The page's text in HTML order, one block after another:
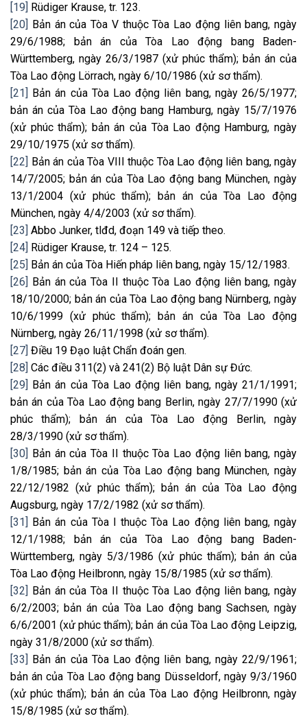
[19] Rüdiger Krause, tr. 123.
[20] Bản án của Tòa V thuộc Tòa Lao động liên bang, ngày
29/6/1988; bản án của Tòa Lao động bang Baden-
Württemberg, ngày 26/3/1987 (xử phúc thẩm); bản án của
Tòa Lao động Lörrach, ngày 6/10/1986 (xử sơ thẩm).
[21] Bản án của Tòa Lao động liên bang, ngày 26/5/1977;
bản án của Tòa Lao động bang Hamburg, ngày 15/7/1976
(xử phúc thẩm); bản án của Tòa Lao động Hamburg, ngày
29/10/1975 (xử sơ thẩm).
[22] Bản án của Tòa VIII thuộc Tòa Lao động liên bang, ngày
14/7/2005; bản án của Tòa Lao động bang München, ngày
13/1/2004 (xử phúc thẩm); bản án của Tòa Lao động
München, ngày 4/4/2003 (xử sơ thẩm).
[23] Abbo Junker, tlđd, đoạn 149 và tiếp theo.
[24] Rüdiger Krause, tr. 124 – 125.
[25] Bản án của Tòa Hiến pháp liên bang, ngày 15/12/1983.
[26] Bản án của Tòa II thuộc Tòa Lao động liên bang, ngày
18/10/2000; bản án của Tòa Lao động bang Nürnberg, ngày
10/6/1999 (xử phúc thẩm); bản án của Tòa Lao động
Nürnberg, ngày 26/11/1998 (xử sơ thẩm).
[27] Điều 19 Đạo luật Chẩn đoán gen.
[28] Các điều 311(2) và 241(2) Bộ luật Dân sự Đức.
[29] Bản án của Tòa Lao động liên bang, ngày 21/1/1991;
bản án của Tòa Lao động bang Berlin, ngày 27/7/1990 (xử
phúc thẩm); bản án của Tòa Lao động Berlin, ngày
28/3/1990 (xử sơ thẩm).
[30] Bản án của Tòa II thuộc Tòa Lao động liên bang, ngày
1/8/1985; bản án của Tòa Lao động bang München, ngày
22/12/1982 (xử phúc thẩm); bản án của Tòa Lao động
Augsburg, ngày 17/2/1982 (xử sơ thẩm).
[31] Bản án của Tòa I thuộc Tòa Lao động liên bang, ngày
12/1/1988; bản án của Tòa Lao động bang Baden-
Württemberg, ngày 5/3/1986 (xử phúc thẩm); bản án của
Tòa Lao động Heilbronn, ngày 15/8/1985 (xử sơ thẩm).
[32] Bản án của Tòa II thuộc Tòa Lao động liên bang, ngày
6/2/2003; bản án của Tòa Lao động bang Sachsen, ngày
6/6/2001 (xử phúc thẩm); bản án của Tòa Lao động Leipzig,
ngày 31/8/2000 (xử sơ thẩm).
[33] Bản án của Tòa Lao động liên bang, ngày 22/9/1961;
bản án của Tòa Lao động bang Düsseldorf, ngày 9/3/1960
(xử phúc thẩm); bản án của Tòa Lao động Heilbronn, ngày
15/8/1985 (xử sơ thẩm).